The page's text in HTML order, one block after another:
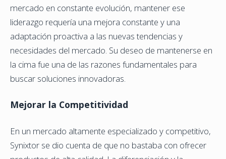
mercado en constante evolución, mantener ese
liderazgo requería una mejora constante y una
adaptación proactiva a las nuevas tendencias y
necesidades del mercado. Su deseo de mantenerse en
la cima fue una de las razones fundamentales para
buscar soluciones innovadoras.
Mejorar la Competitividad
En un mercado altamente especializado y competitivo,
Synixtor se dio cuenta de que no bastaba con ofrecer